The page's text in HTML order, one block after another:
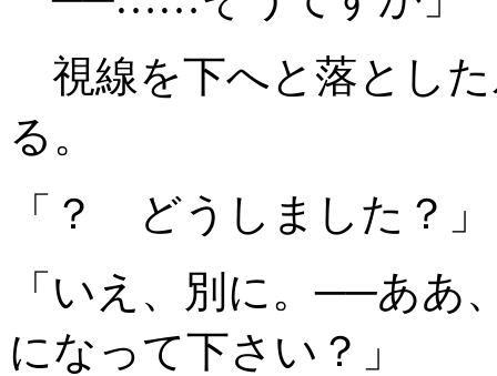
視線を下へと落とし
る。
「？ どうしました？」
「いえ、別に。──ああ
になって下さい？」